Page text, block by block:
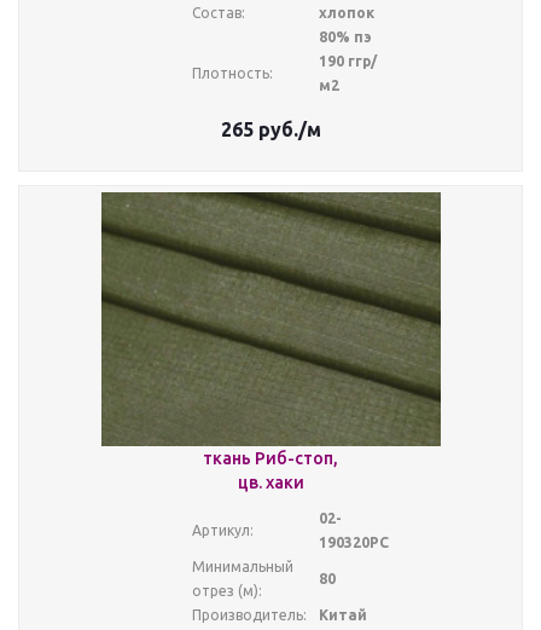
Состав:
хлопок
80% пэ
Плотность:
190 ггр/
м2
265руб./м
ткань Риб-стоп,
цв. хаки
Артикул:
02-
190320РС
Минимальный
отрез (м):
80
Производитель:
Китай